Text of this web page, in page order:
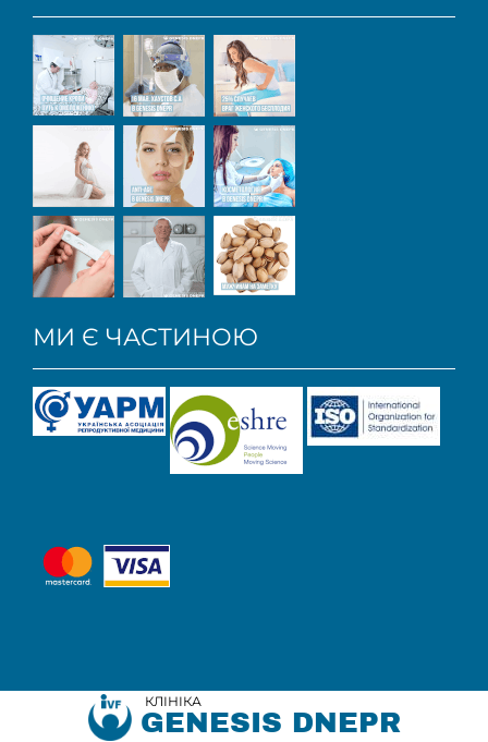
МИ Є ЧАСТИНОЮ
КЛІНІКА
GENESIS DNEPR